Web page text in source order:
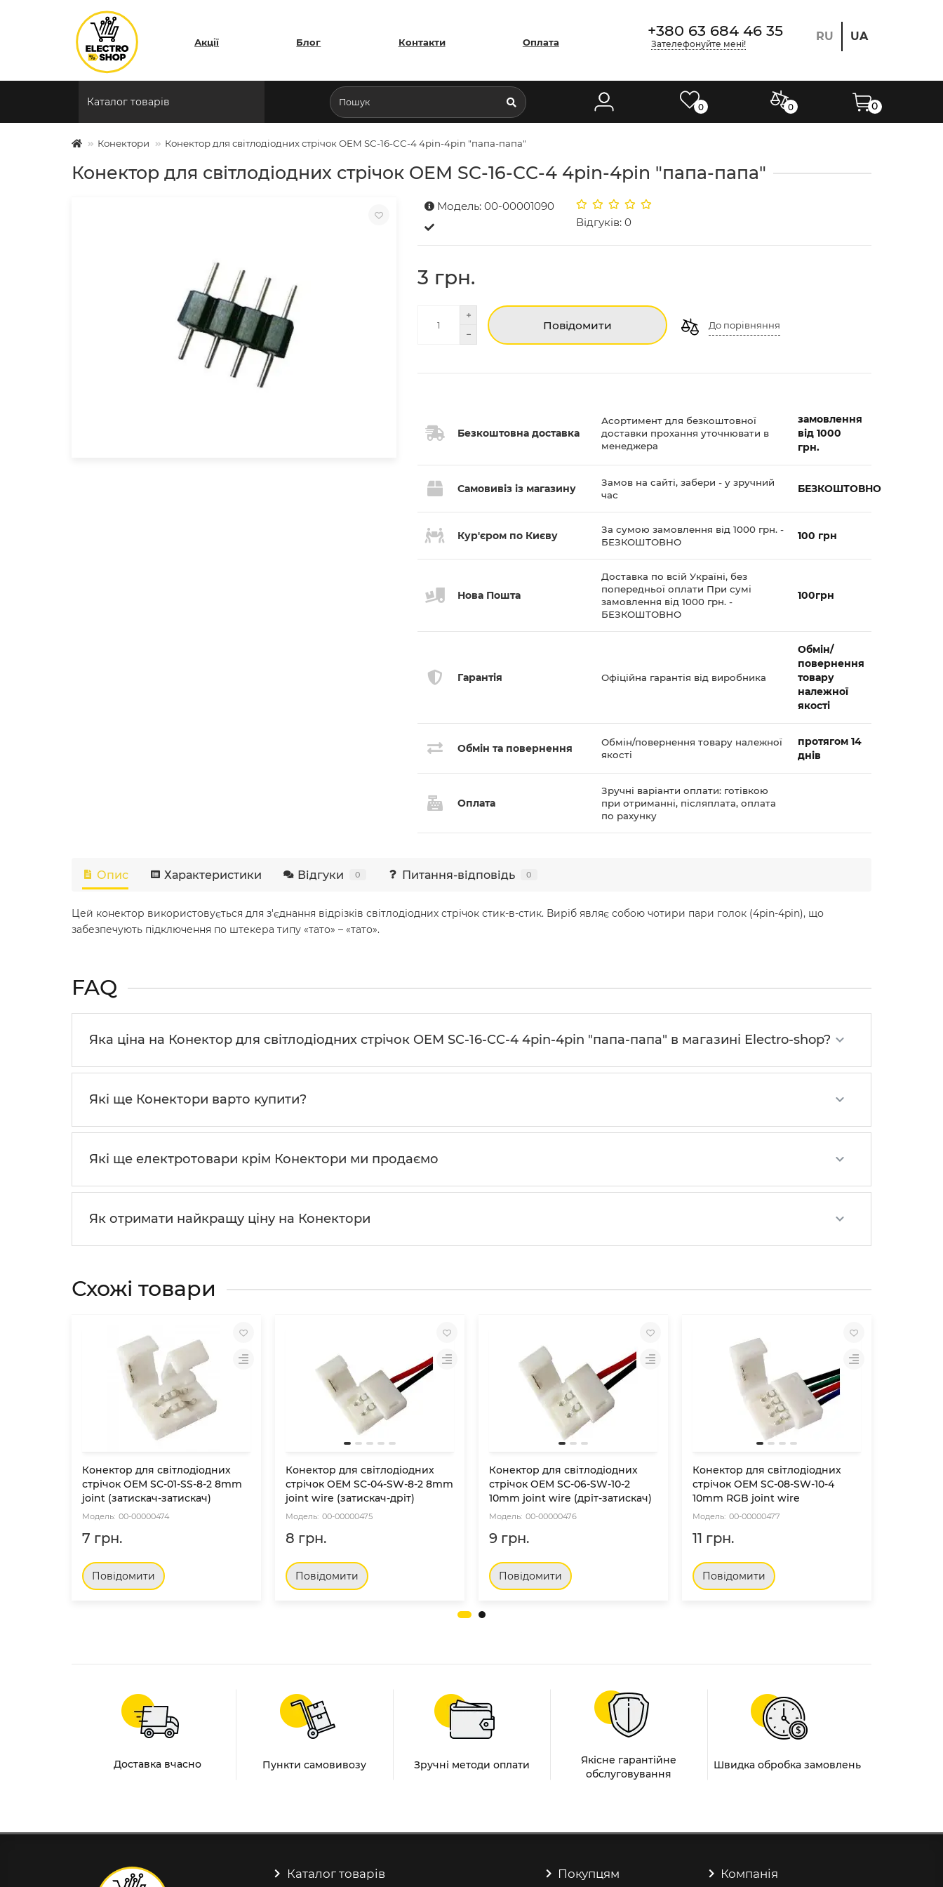
Акції Блог Контакти Оплата
+380 63 684 46 35
Зателефонуйте мені!
RU UA
Каталог товарів 0 0 0
Конектори Конектор для свiтлодiодних стрiчок OEM SC-16-CC-4 4pin-4pin "папа-папа"
Конектор для свiтлодiодних стрiчок OEM SC-16-CC-4 4pin-4pin "папа-папа"
Модель: 00-00001090
Відгуків: 0
3 грн.
Повідомити До порівняння
Безкоштовна доставка
Асортимент для безкоштовної
доставки прохання уточнювати в
менеджера
замовлення
від 1000
грн.
Самовивіз із магазину
Замов на сайті, забери - у зручний
час
БЕЗКОШТОВНО
Кур'єром по Києву
За сумою замовлення від 1000 грн. -
БЕЗКОШТОВНО
100 грн
Нова Пошта
Доставка по всій Україні, без
попередньої оплати При сумі
замовлення від 1000 грн. -
БЕЗКОШТОВНО
100грн
Гарантія Офіційна гарантія від виробника
Обмін/
повернення
товару
належної
якості
Обмін та повернення
Обмін/повернення товару належної
якості
протягом 14
днів
Оплата
Зручні варіанти оплати: готівкою
при отриманні, післяплата, оплата
по рахунку
Опис Характеристики Відгуки 0 Питання-відповідь 0
Цей конектор використовується для з'єднання відрізків світлодіодних стрічок стик-в-стик. Виріб являє собою чотири пари голок (4pin-4pin), що
забезпечують підключення по штекера типу «тато» – «тато».
FAQ
Яка ціна на Конектор для свiтлодiодних стрiчок OEM SC-16-CC-4 4pin-4pin "папа-папа" в магазині Electro-shop?
Які ще Конектори варто купити?
Які ще електротовари крім Конектори ми продаємо
Як отримати найкращу ціну на Конектори
Схожі товари
Конектор для світлодіодних
стрічок OEM SC-01-SS-8-2 8mm
joint (затискач-затискач)
00-00000474
7 грн.
Повідомити
Конектор для свiтлодiодних
стрiчок OEM SC-04-SW-8-2 8mm
joint wire (затискач-дрiт)
00-00000475
8 грн.
Повідомити
Конектор для свiтлодiодних
стрiчок OEM SC-06-SW-10-2
10mm joint wire (дрiт-затискач)
00-00000476
9 грн.
Повідомити
Конектор для світлодіодних
стрічок OEM SC-08-SW-10-4
10mm RGB joint wire
00-00000477
11 грн.
Повідомити
Доставка вчасно Пункти самовивозу Зручні методи оплати
Якісне гарантійне
обслуговування
Швидка обробка замовлень
Каталог товарів Покупцям Компанія